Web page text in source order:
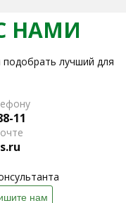
НАМИ
лучший для
11
нам